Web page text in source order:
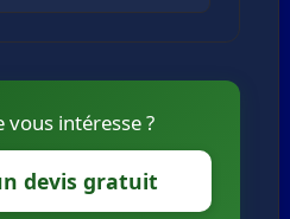
vous intéresse ?
devis gratuit